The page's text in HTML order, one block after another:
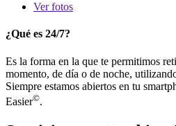
Verfotos
¿Qué es 24/7?
Es la forma en la que te permitimos
momento, de día o de noche,
Siempre estamos abiertos en tu
Easier©.